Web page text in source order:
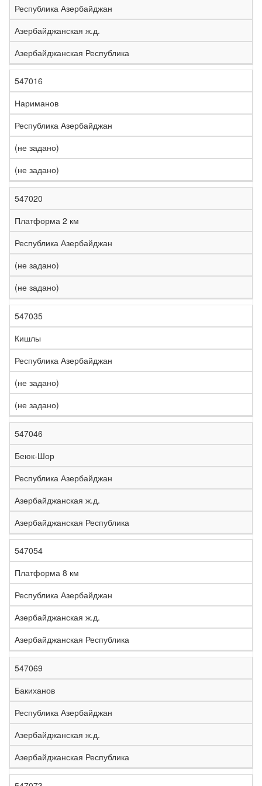
Республика Азербайджан
Азербайджанская ж.д.
Азербайджанская Республика
547016
Нариманов
Республика Азербайджан
(не задано)
(не задано)
547020
Платформа 2 км
Республика Азербайджан
(не задано)
(не задано)
547035
Кишлы
Республика Азербайджан
(не задано)
(не задано)
547046
Беюк-Шор
Республика Азербайджан
Азербайджанская ж.д.
Азербайджанская Республика
547054
Платформа 8 км
Республика Азербайджан
Азербайджанская ж.д.
Азербайджанская Республика
547069
Бакиханов
Республика Азербайджан
Азербайджанская ж.д.
Азербайджанская Республика